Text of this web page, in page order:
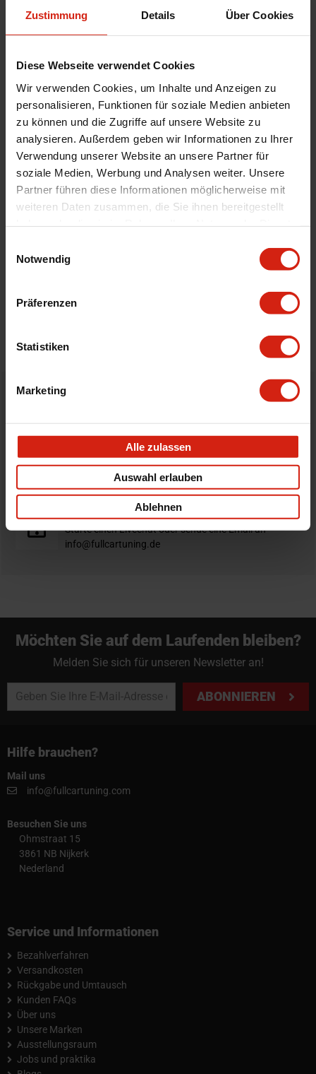
Zustimmung Details Über Cookies
Diese Webseite verwendet Cookies
Wir verwenden Cookies, um Inhalte und Anzeigen zu
personalisieren, Funktionen für soziale Medien anbieten
zu können und die Zugriffe auf unsere Website zu
analysieren. Außerdem geben wir Informationen zu Ihrer
Verwendung unserer Website an unsere Partner für
soziale Medien, Werbung und Analysen weiter. Unsere
Partner führen diese Informationen möglicherweise mit
weiteren Daten zusammen, die Sie ihnen bereitgestellt
Notwendig
Präferenzen
Statistiken
Marketing
Alle zulassen
Auswahl erlauben
Ablehnen
Zertifikat
Kein Gutachten oder ABE
Farbe
Schwarz
Montagematerial
Nein
Automarkenname
Ford
Automodell Name
Mondeo
Material
Velour
Universal
Nein
Geeignet Für
Details
Bewertungen
Nicht zufrieden?
Du hast immer eine 14-tägige Rückgabefrist um deine
Bestellung zurück zu geben.
Professioneller Rat nötig?
Starte einen Livechat oder sende eine Email an
info@fullcartuning.de
Möchten Sie auf dem Laufenden bleiben?
Melden Sie sich für unseren Newsletter an!
ABONNIEREN
Hilfe brauchen?
Mail uns
info@fullcartuning.com
Besuchen Sie uns
Ohmstraat 15
3861 NB Nijkerk
Nederland
Service und Informationen
Bezahlverfahren
Versandkosten
Rückgabe und Umtausch
Kunden FAQs
Über uns
Unsere Marken
Ausstellungsraum
Jobs und praktika